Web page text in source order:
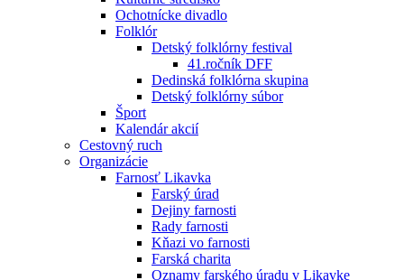
Ochotnícke divadlo
Folklór
Detský folklórny festival
41.ročník DFF
Dedinská folklórna skupina
Detský folklórny súbor
Šport
Kalendár akcií
Cestovný ruch
Organizácie
Farnosť Likavka
Farský úrad
Dejiny farnosti
Rady farnosti
Kňazi vo farnosti
Farská charita
Oznamy farského úradu v Likavke